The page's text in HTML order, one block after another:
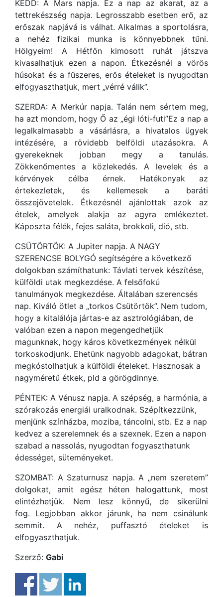
KEDD: A Mars napja. Ez a nap az akarat, az a
tettrekészség napja. Legrosszabb esetben erő, az
erőszak napjává is válhat. Alkalmas a sportolásra,
a nehéz fizikai munka is könnyebbnek tűni.
Hölgyeim! A Hétfőn kimosott ruhát játszva
kivasalhatjuk ezen a napon. Étkezésnél a vörös
húsokat és a fűszeres, erős ételeket is nyugodtan
elfogyaszthatjuk, mert „vérré válik”.
SZERDA: A Merkúr napja. Talán nem sértem meg,
ha azt mondom, hogy Ő az „égi lóti-futi”Ez a nap a
legalkalmasabb a vásárlásra, a hivatalos ügyek
intézésére, a rövidebb belföldi utazásokra. A
gyerekeknek jobban megy a tanulás.
Zökkenőmentes a közlekedés. A levelek és a
kérvények célba érnek. Hatékonyak az
értekezletek, és kellemesek a baráti
összejövetelek. Étkezésnél ajánlottak azok az
ételek, amelyek alakja az agyra emlékeztet.
Káposzta félék, fejes saláta, brokkoli, dió, stb.
CSÜTÖRTÖK: A Jupiter napja. A NAGY
SZERENCSE BOLYGÓ segítségére a következő
dolgokban számíthatunk: Távlati tervek készítése,
külföldi utak megkezdése. A felsőfokú
tanulmányok megkezdése. Általában szerencsés
nap. Kiváló ötlet a „torkos Csütörtök”. Nem tudom,
hogy a kitalálója jártas-e az asztrológiában, de
valóban ezen a napon megengedhetjük
magunknak, hogy káros következmények nélkül
torkoskodjunk. Ehetünk nagyobb adagokat, bátran
megkóstolhatjuk a külföldi ételeket. Hasznosak a
nagyméretű étkek, pld a görögdinnye.
PÉNTEK: A Vénusz napja. A szépség, a harmónia, a
szórakozás energiái uralkodnak. Szépítkezzünk,
menjünk színházba, moziba, táncolni, stb. Ez a nap
kedvez a szerelemnek és a szexnek. Ezen a napon
szabad a nassolás, nyugodtan fogyaszthatunk
édességet, süteményeket.
SZOMBAT: A Szaturnusz napja. A „nem szeretem”
dolgokat, amit egész héten halogattunk, most
elintézhetjük. Nem lesz könnyű, de sikerülni
fog. Legjobban akkor járunk, ha nem csinálunk
semmit. A nehéz, puffasztó ételeket is
elfogyaszthatjuk.
Szerző: Gabi